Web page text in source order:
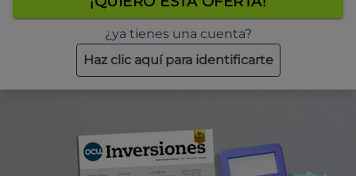
¿ya tienes una cuenta?
Haz clic aquí para identificarte